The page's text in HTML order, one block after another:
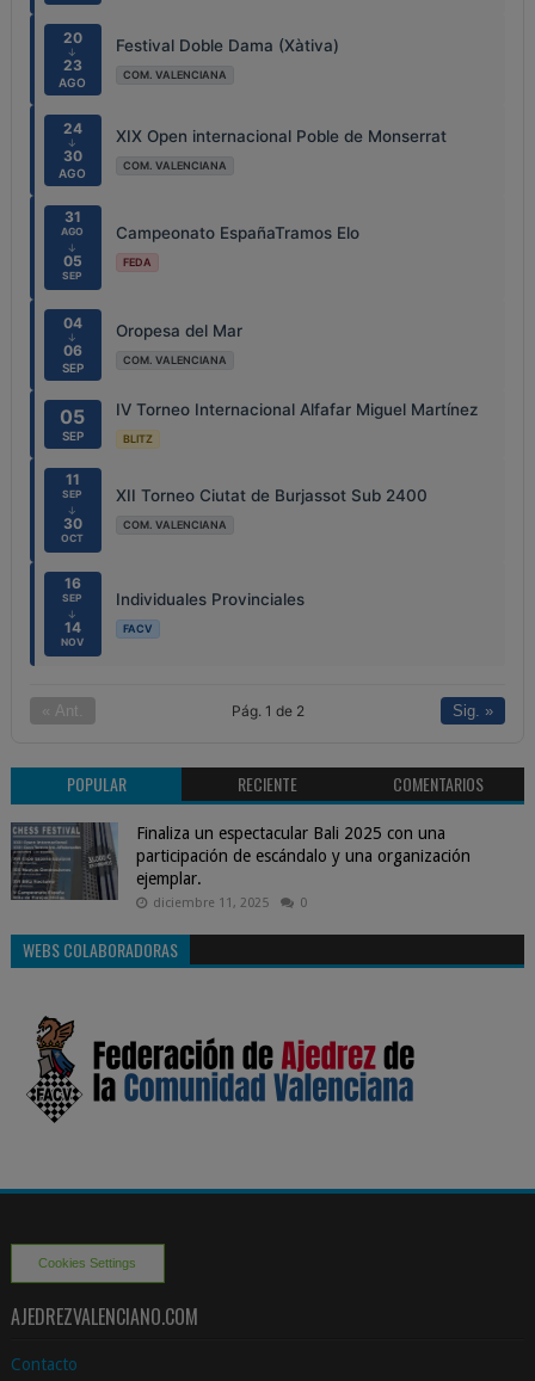
20
↓
23
AGO
Festival Doble Dama (Xàtiva)
COM. VALENCIANA
24
↓
30
AGO
XIX Open internacional Poble de Monserrat
COM. VALENCIANA
31
AGO
↓
05
SEP
Campeonato EspañaTramos Elo
FEDA
04
↓
06
SEP
Oropesa del Mar
COM. VALENCIANA
05
SEP
IV Torneo Internacional Alfafar Miguel Martínez
BLITZ
11
SEP
↓
30
OCT
XII Torneo Ciutat de Burjassot Sub 2400
COM. VALENCIANA
16
SEP
↓
14
NOV
Individuales Provinciales
FACV
« Ant. Pág. 1 de 2 Sig. »
POPULAR RECIENTE COMENTARIOS
Finaliza un espectacular Bali 2025 con una
participación de escándalo y una organización
ejemplar.
diciembre 11, 2025 0
WEBS COLABORADORAS
Cookies Settings
AJEDREZVALENCIANO.COM
Contacto